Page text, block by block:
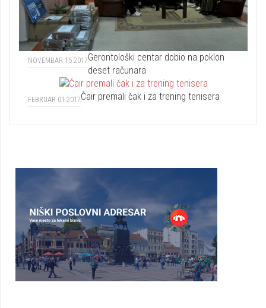
NOVEMBAR 15 2017Gerontološki centar dobio na poklon
deset računara
FEBRUAR 01 2017Čair premali čak i za trening tenisera